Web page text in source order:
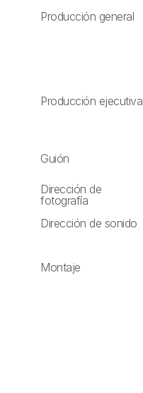
Producción general
Producción ejecutiva
Guión
Dirección de
fotografía
Dirección de sonido
Montaje